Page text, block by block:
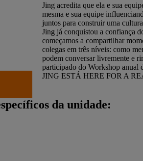
Jing acredita que ela e sua
mesma e sua equipe
juntos para construir uma
Jing já conquistou a confiança
começamos a compartilhar
colegas em três níveis: como
podem conversar livremente e
participado do Workshop anual
JING ESTÁ HERE FOR A
da unidade: